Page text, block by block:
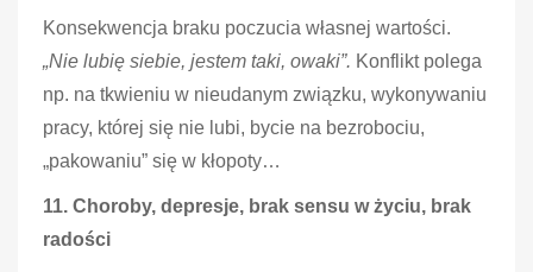
Konsekwencja braku poczucia własnej wartości.
„Nie lubię siebie, jestem taki, owaki”. Konflikt polega
np. na tkwieniu w nieudanym związku, wykonywaniu
pracy, której się nie lubi, bycie na bezrobociu,
„pakowaniu” się w kłopoty…
11. Choroby, depresje, brak sensu w życiu, brak
radości